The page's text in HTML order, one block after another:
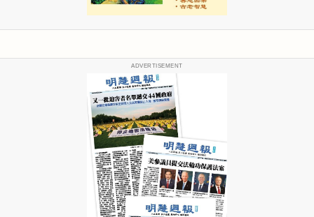
ADVERTISEMENT